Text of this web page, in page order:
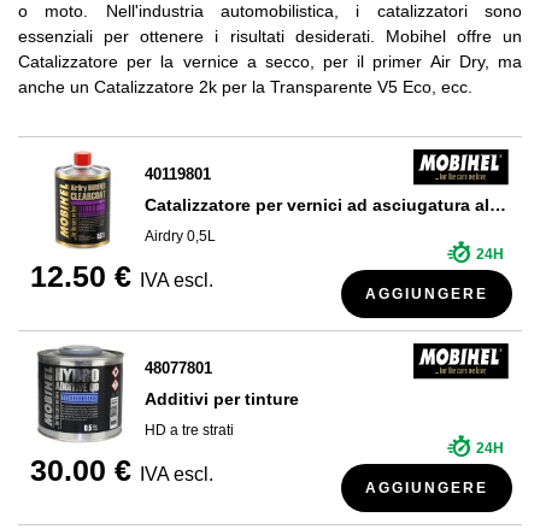
o moto. Nell'industria automobilistica, i catalizzatori sono
essenziali per ottenere i risultati desiderati. Mobihel offre un
Catalizzatore per la vernice a secco, per il primer Air Dry, ma
anche un Catalizzatore 2k per la Transparente V5 Eco, ecc.
40119801
Catalizzatore per vernici ad asciugatura all'aria
Airdry 0,5L
12.50 € IVA escl.
24H
AGGIUNGERE
48077801
Additivi per tinture
HD a tre strati
30.00 € IVA escl.
24H
AGGIUNGERE